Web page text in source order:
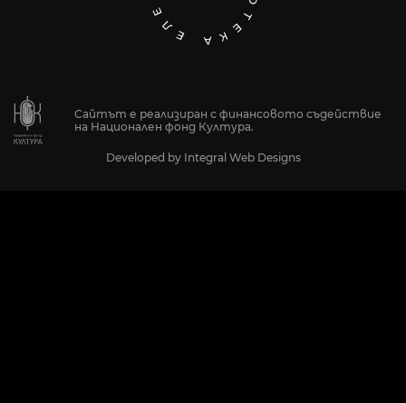
Сайтът е реализиран с финансовото съдействие
на Национален фонд Култура.
Developed by Integral Web Designs